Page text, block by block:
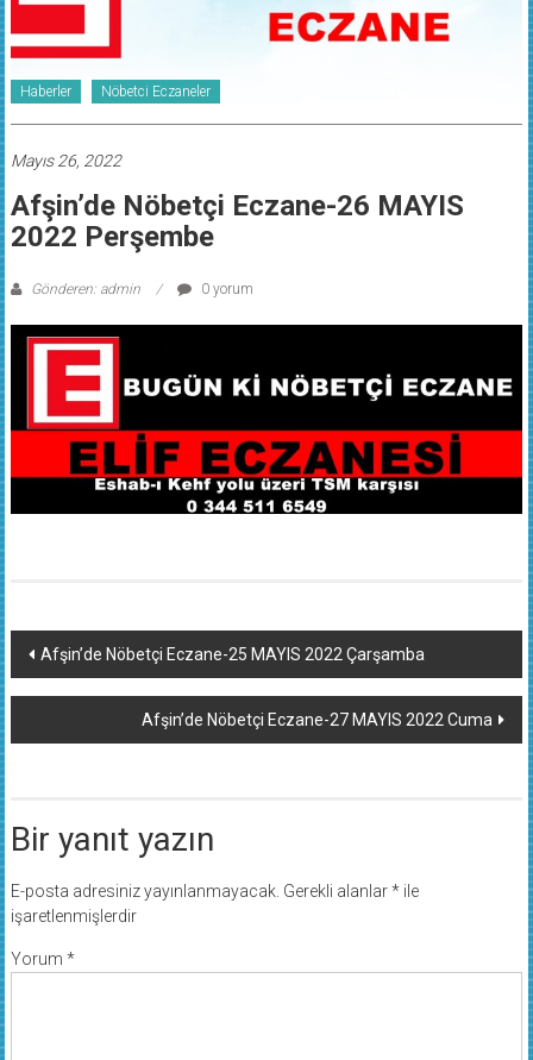
Haberler Nöbetci Eczaneler
Mayıs 26, 2022
Afşin’de Nöbetçi Eczane-26 MAYIS
2022 Perşembe
Gönderen: admin 0 yorum
Yazı
dolaşımı
Afşin’de Nöbetçi Eczane-25 MAYIS 2022 Çarşamba
Afşin’de Nöbetçi Eczane-27 MAYIS 2022 Cuma
Bir yanıt yazın
E-posta adresiniz yayınlanmayacak. Gerekli alanlar*ile
işaretlenmişlerdir
Yorum *